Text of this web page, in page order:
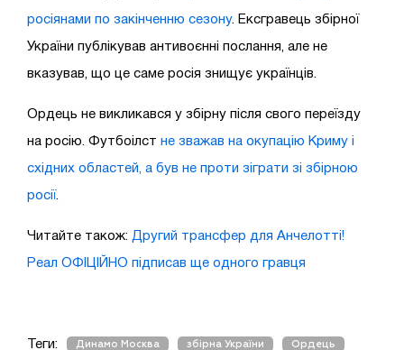
росіянами по закінченню сезону. Ексгравець збірної
України публікував антивоєнні послання, але не
вказував, що це саме росія знищує українців.
Ордець не викликався у збірну після свого переїзду
на росію. Футбоілст не зважав на окупацію Криму і
східних областей, а був не проти зіграти зі збірною
росії
Читайте також: Другий трансфер для Анчелотті!
Реал ОФІЦІЙНО підписав ще одного гравця
Теги: Динамо Москва збірна України Ордець